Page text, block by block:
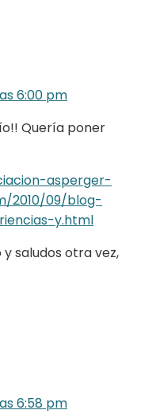
6:00 pm
Quería poner
asperger-
2010/09/blog-
y.html
saludos otra vez,
6:58 pm